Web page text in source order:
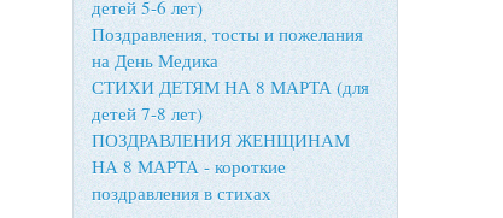
детей 5-6 лет)
Поздравления, тосты и пожелания
на День Медика
СТИХИ ДЕТЯМ НА 8 МАРТА (для
детей 7-8 лет)
ПОЗДРАВЛЕНИЯ ЖЕНЩИНАМ
НА 8 МАРТА - короткие
поздравления в стихах